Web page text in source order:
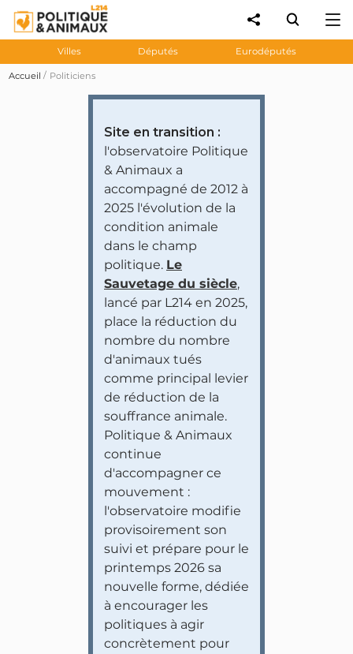
Villes Députés Eurodéputés
Accueil Politiciens
Site en transition :
l'observatoire Politique
& Animaux a
accompagné de 2012 à
2025 l'évolution de la
condition animale
dans le champ
politique. Le
Sauvetage du siècle,
lancé par L214 en 2025,
place la réduction du
nombre du nombre
d'animaux tués
comme principal levier
de réduction de la
souffrance animale.
Politique & Animaux
continue
d'accompagner ce
mouvement :
l'observatoire modifie
provisoirement son
suivi et prépare pour le
printemps 2026 sa
nouvelle forme, dédiée
à encourager les
politiques à agir
concrètement pour